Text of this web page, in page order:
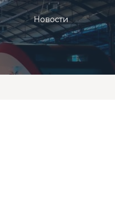
Новости